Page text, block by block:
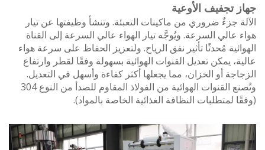
تجفيف الأوعية
جزءٌ ضروري من ماكينات التعبئة. وتنشأ وظيفتها عن تيار
السرعة. ويُوجَّه تيار الهواء عالي السرعة إلى القناة
مُحدثًا تأثير نفق الرياح. ولتعزيز الحفاظ على سرعة هواء
يمكن تعديل القنوات الهوائية بسهولة وفقًا لقطر وارتفاع
أو الخزان، مما يجعلها أكثر كفاءة وأسهل في التعديل.
وتُصنع القنوات الهوائية من الفولاذ المقاوم للصدأ من النوع 304
لمتطلبات النظافة الغذائية الخاصة بالمواد).